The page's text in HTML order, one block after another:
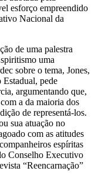
esforço empreendido
Nacional da
de uma palestra
uma
sobre o tema, Jones,
pede
argumentando que,
a da maioria dos
de representá-los.
sua atuação no
com as atitudes
espíritas
Conselho Executivo
“Reencarnação”